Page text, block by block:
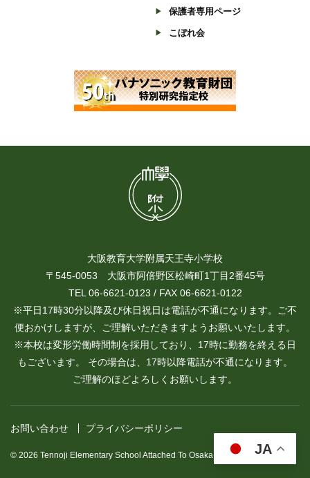
保護者専用ページ
こぼれ会
大阪教育大学附属天王寺小学校
〒545-0053 大阪市阿倍野区松崎町1丁目2番45号
TEL 06-6621-0123 / FAX 06-6621-0122
※平日17時30分以降及び休日祝日は電話が不通になります。ご不
便おかけしますが、ご理解いただきますようお願いいたします。
※本校は変形労働時間制を採用しており、17時に勤務を終える日
もございます。 その場合は、17時以降電話が不通になります。
ご理解のほどよろしくお願いします。
お問い合わせ プライバシーポリシー
© 2026 Tennoji Elementary School Attached To Osaka Kyoiku University.
JA